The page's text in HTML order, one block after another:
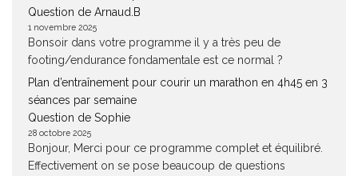
Question de Arnaud.B
1 novembre 2025
Bonsoir dans votre programme il y a très peu de
footing/endurance fondamentale est ce normal ?
Plan d’entraînement pour courir un marathon en 4h45 en 3
séances par semaine
Question de Sophie
28 octobre 2025
Bonjour, Merci pour ce programme complet et équilibré.
Effectivement on se pose beaucoup de questions